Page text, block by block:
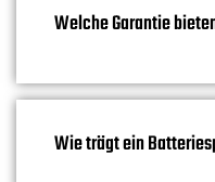
Welche Garantie
Wie trägt ein